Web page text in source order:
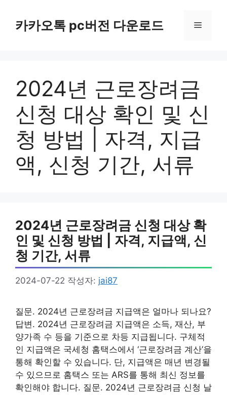
카카오톡 pc버전 다운로드 메
2024년 근로장려금
신청 대상 확인 및 신
청 방법 | 자격, 지급
액, 신청 기간, 서류
2024년 근로장려금 신청 대상 확
인 및 신청 방법 | 자격, 지급액, 신
청 기간, 서류
2024-07-22 작성자: jai87
질문. 2024년 근로장려금 지급액은 얼마나 되나요?
답변. 2024년 근로장려금 지급액은 소득, 재산, 부
양가족 수 등을 기준으로 차등 지급됩니다. 구체적
인 지급액은 국세청 홈택스에서 ‘근로장려금 계산’을
통해 확인할 수 있습니다. 단, 지급액은 매년 변경될
수 있으므로 홈택스 또는 ARS를 통해 최신 정보를
확인해야 합니다. 질문. 2024년 근로장려금 신청 날